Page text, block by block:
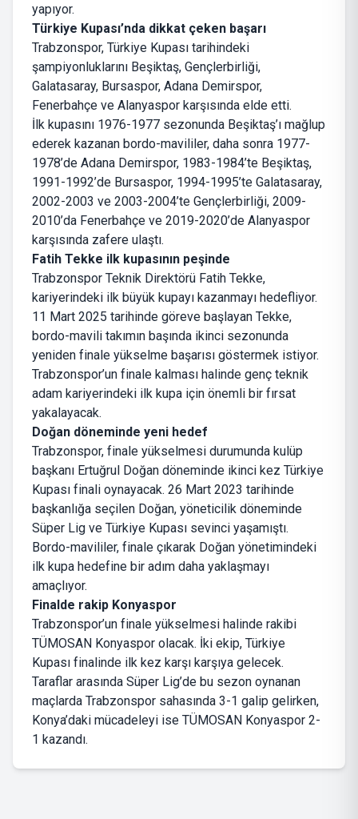
yapıyor.
Türkiye Kupası’nda dikkat çeken başarı
Trabzonspor, Türkiye Kupası tarihindeki
şampiyonluklarını Beşiktaş, Gençlerbirliği,
Galatasaray, Bursaspor, Adana Demirspor,
Fenerbahçe ve Alanyaspor karşısında elde etti.
İlk kupasını 1976-1977 sezonunda Beşiktaş’ı mağlup
ederek kazanan bordo-mavililer, daha sonra 1977-
1978’de Adana Demirspor, 1983-1984’te Beşiktaş,
1991-1992’de Bursaspor, 1994-1995’te Galatasaray,
2002-2003 ve 2003-2004’te Gençlerbirliği, 2009-
2010’da Fenerbahçe ve 2019-2020’de Alanyaspor
karşısında zafere ulaştı.
Fatih Tekke ilk kupasının peşinde
Trabzonspor Teknik Direktörü Fatih Tekke,
kariyerindeki ilk büyük kupayı kazanmayı hedefliyor.
11 Mart 2025 tarihinde göreve başlayan Tekke,
bordo-mavili takımın başında ikinci sezonunda
yeniden finale yükselme başarısı göstermek istiyor.
Trabzonspor’un finale kalması halinde genç teknik
adam kariyerindeki ilk kupa için önemli bir fırsat
yakalayacak.
Doğan döneminde yeni hedef
Trabzonspor, finale yükselmesi durumunda kulüp
başkanı Ertuğrul Doğan döneminde ikinci kez Türkiye
Kupası finali oynayacak. 26 Mart 2023 tarihinde
başkanlığa seçilen Doğan, yöneticilik döneminde
Süper Lig ve Türkiye Kupası sevinci yaşamıştı.
Bordo-mavililer, finale çıkarak Doğan yönetimindeki
ilk kupa hedefine bir adım daha yaklaşmayı
amaçlıyor.
Finalde rakip Konyaspor
Trabzonspor’un finale yükselmesi halinde rakibi
TÜMOSAN Konyaspor olacak. İki ekip, Türkiye
Kupası finalinde ilk kez karşı karşıya gelecek.
Taraflar arasında Süper Lig’de bu sezon oynanan
maçlarda Trabzonspor sahasında 3-1 galip gelirken,
Konya’daki mücadeleyi ise TÜMOSAN Konyaspor 2-
1 kazandı.